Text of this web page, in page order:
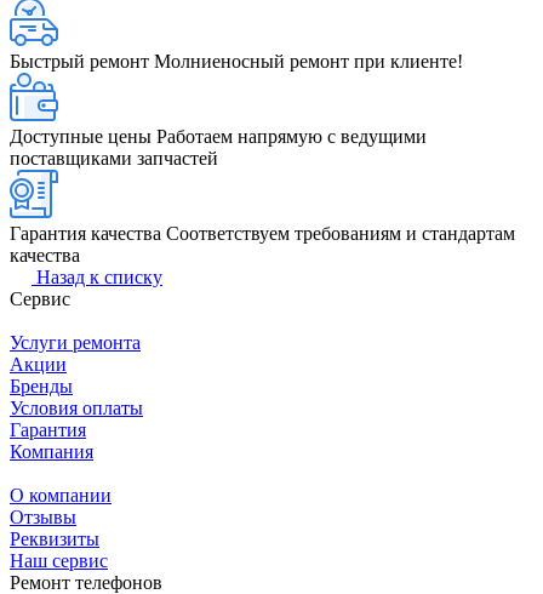
Быстрый ремонт Молниеносный ремонт при клиенте!
Доступные цены Работаем напрямую с ведущими
поставщиками запчастей
Гарантия качества Соответствуем требованиям и стандартам
качества
Назад к списку
Сервис
Услуги ремонта
Акции
Бренды
Условия оплаты
Гарантия
Компания
О компании
Отзывы
Реквизиты
Наш сервис
Ремонт телефонов